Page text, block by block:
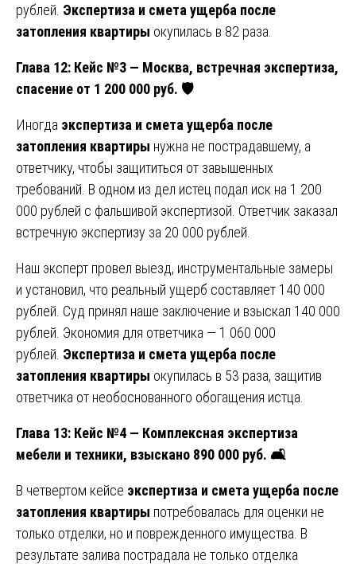
рублей. Экспертиза и смета ущерба после
затопления квартиры окупилась в 82 раза.
Глава 12: Кейс №3 — Москва, встречная экспертиза,
спасение от 1 200 000 руб. 🛡
Иногда экспертиза и смета ущерба после
затопления квартиры нужна не пострадавшему, а
ответчику, чтобы защититься от завышенных
требований. В одном из дел истец подал иск на 1 200
000 рублей с фальшивой экспертизой. Ответчик заказал
встречную экспертизу за 20 000 рублей.
Наш эксперт провел выезд, инструментальные замеры
и установил, что реальный ущерб составляет 140 000
рублей. Суд принял наше заключение и взыскал 140 000
рублей. Экономия для ответчика — 1 060 000
рублей. Экспертиза и смета ущерба после
затопления квартиры окупилась в 53 раза, защитив
ответчика от необоснованного обогащения истца.
Глава 13: Кейс №4 — Комплексная экспертиза
мебели и техники, взыскано 890 000 руб. 🛋
В четвертом кейсе экспертиза и смета ущерба после
затопления квартиры потребовалась для оценки не
только отделки, но и поврежденного имущества. В
результате залива пострадала не только отделка